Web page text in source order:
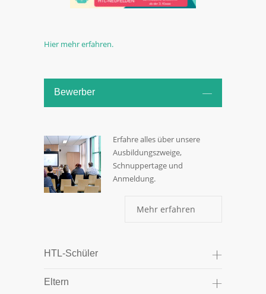
Hier mehr erfahren.
Bewerber
Erfahre alles über unsere
Ausbildungszweige,
Schnuppertage und
Anmeldung.
Mehr erfahren
HTL-Schüler
Eltern